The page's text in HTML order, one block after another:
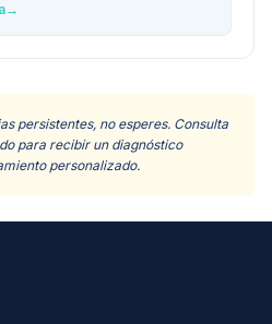
→
persistentes, no esperes. Consulta
para recibir un diagnóstico
personalizado.